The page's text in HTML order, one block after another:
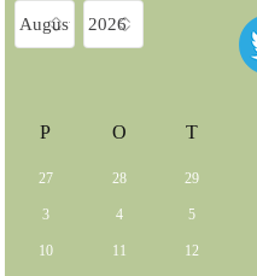
P O T
27 28 29
3 4 5
10 11 12